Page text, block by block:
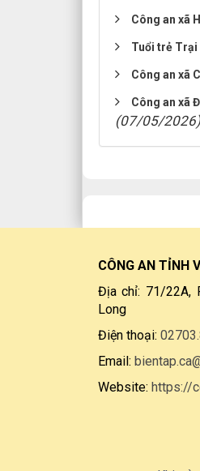
Công an xã
Tuổi trẻ Trại
Công an xã
Công an xã
(07/05/2026)
CÔNG AN TỈNH
Địa chỉ: 71/22A,
Long
Điện thoại:
Email:
Website: https://